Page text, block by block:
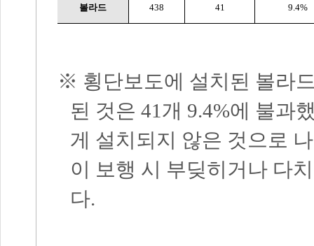
볼라드 438 41 9.4%
※ 횡단보도에 설치된 볼라
된 것은 41 개 9.4%에 불과
게 설치되지 않은 것으로
이 보행 시 부딪히거나 다
다.